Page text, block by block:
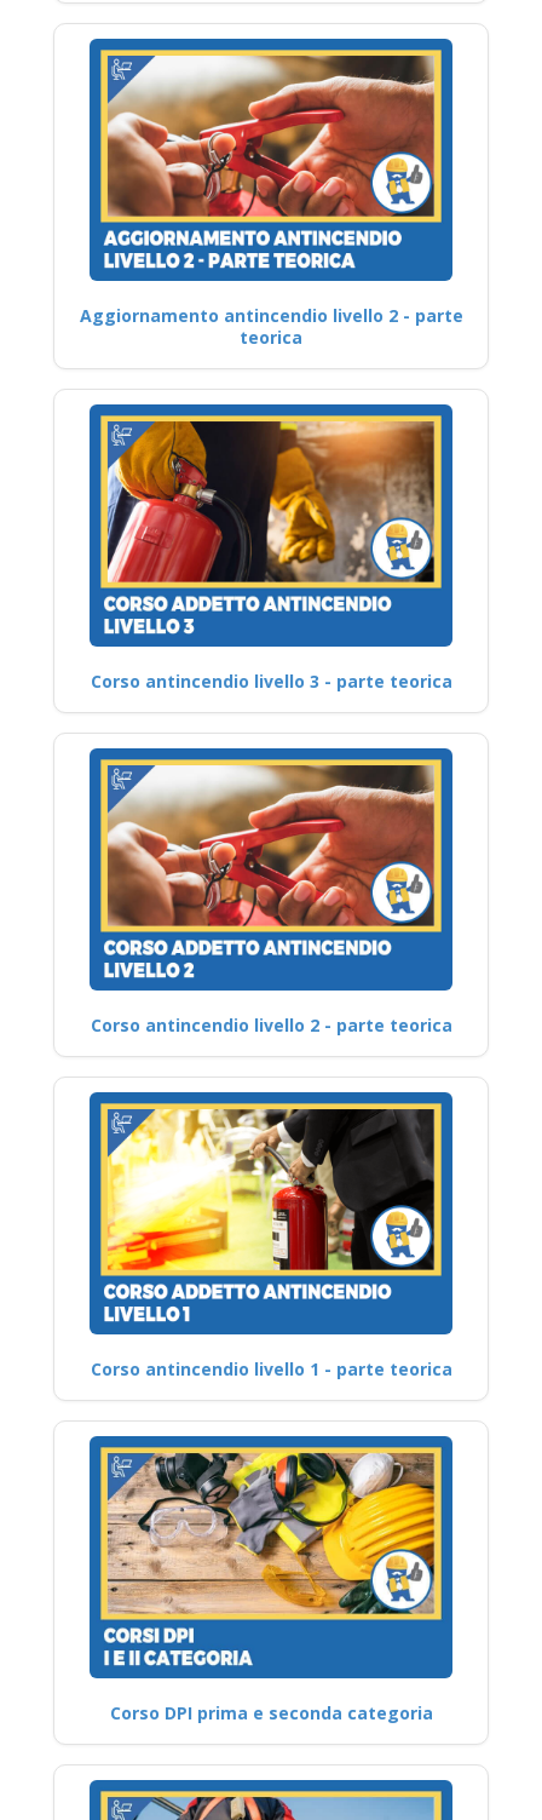
Aggiornamento antincendio livello 2 - parte
teorica
Corso antincendio livello 3 - parte teorica
Corso antincendio livello 2 - parte teorica
Corso antincendio livello 1 - parte teorica
Corso DPI prima e seconda categoria